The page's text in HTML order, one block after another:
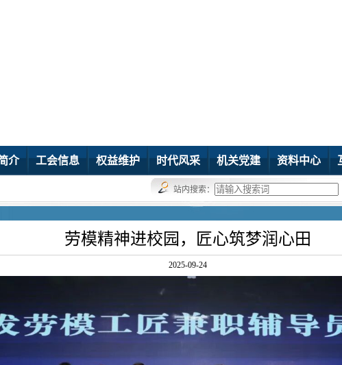
介 工会信息 权益维护 时代风采 机关党建 资料中心
站内搜索：
劳模精神进校园，匠心筑梦润心田
2025-09-24